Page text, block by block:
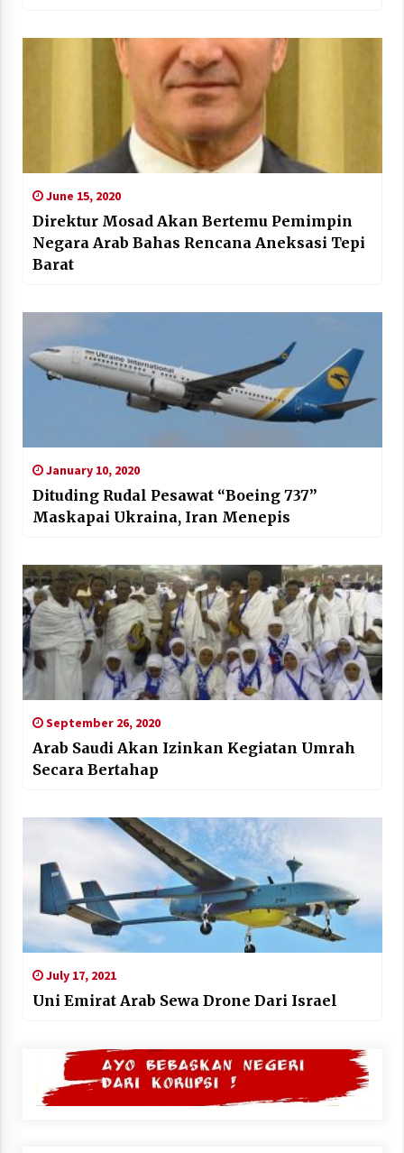
June 15, 2020
Direktur Mosad Akan Bertemu Pemimpin
Negara Arab Bahas Rencana Aneksasi Tepi
Barat
January 10, 2020
Dituding Rudal Pesawat “Boeing 737”
Maskapai Ukraina, Iran Menepis
September 26, 2020
Arab Saudi Akan Izinkan Kegiatan Umrah
Secara Bertahap
July 17, 2021
Uni Emirat Arab Sewa Drone Dari Israel